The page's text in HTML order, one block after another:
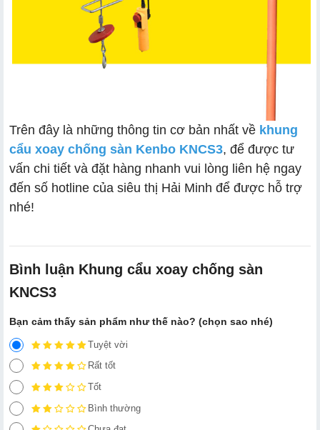
Trên đây là những thông tin cơ bản nhất về khung
cẩu xoay chống sàn Kenbo KNCS3, để được tư
vấn chi tiết và đặt hàng nhanh vui lòng liên hệ ngay
đến số hotline của siêu thị Hải Minh để được hỗ trợ
nhé!
Bình luận Khung cẩu xoay chống sàn
KNCS3
Bạn cảm thấy sản phẩm như thế nào? (chọn sao nhé)
Tuyệt vời
Rất tốt
Tốt
Bình thường